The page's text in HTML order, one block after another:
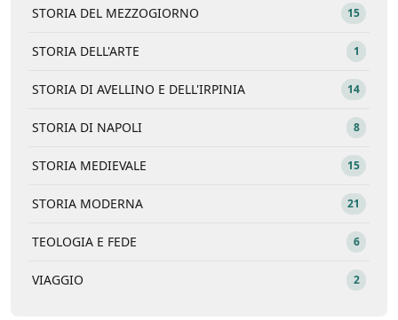
STORIA DEL MEZZOGIORNO 15
STORIA DELL'ARTE 1
STORIA DI AVELLINO E DELL'IRPINIA 14
STORIA DI NAPOLI 8
STORIA MEDIEVALE 15
STORIA MODERNA 21
TEOLOGIA E FEDE 6
VIAGGIO 2